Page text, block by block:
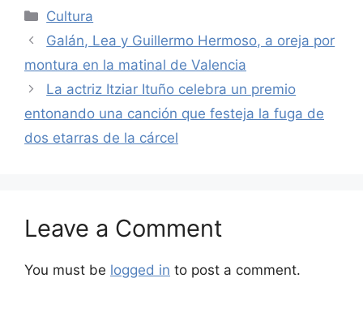
Categories
Cultura
Galán, Lea y Guillermo Hermoso, a oreja por
montura en la matinal de Valencia
La actriz Itziar Ituño celebra un premio
entonando una canción que festeja la fuga de
dos etarras de la cárcel
Leave a Comment
You must be logged in to post a comment.